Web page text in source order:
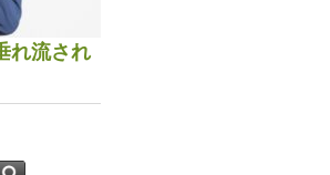
れ流され